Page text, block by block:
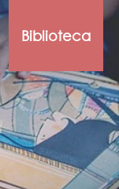
Biblioteca